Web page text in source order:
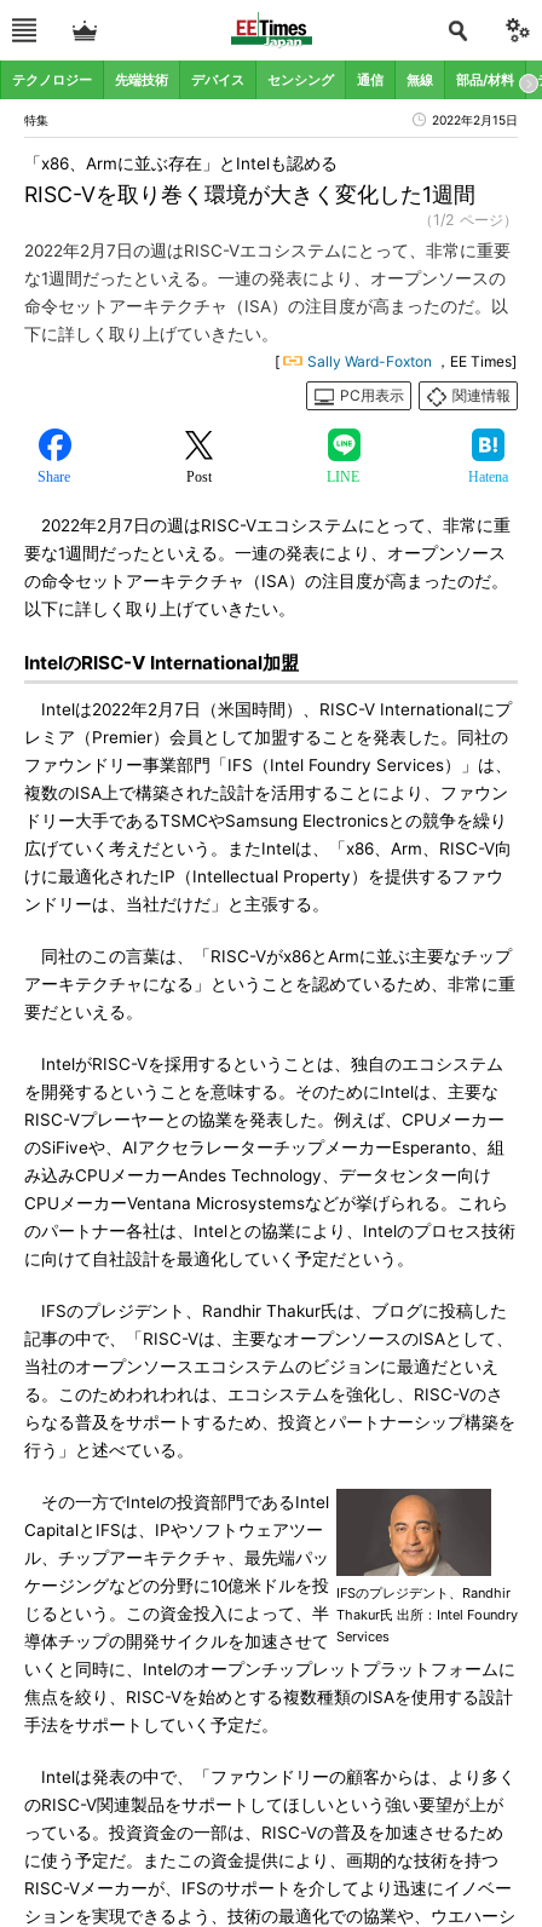
テクノロジー 先端技術 デバイス センシング 通信 無線 部品/材料
特集 2022年2月15日
RISC-Vを取り巻く環境が大きく変化した1週間
「x86、Armに並ぶ存在」とIntelも認める
（1/2 ページ）
2022年2月7日の週はRISC-Vエコシステムにとって、非常に重要
な1週間だったといえる。一連の発表により、オープンソースの
命令セットアーキテクチャ（ISA）の注目度が高まったのだ。以
下に詳しく取り上げていきたい。
[ Sally Ward-Foxton ，EE Times]
PC用表示
関連情報
Share Post LINE Hatena
2022年2月7日の週はRISC-Vエコシステムにとって、非常に重
要な1週間だったといえる。一連の発表により、オープンソース
の命令セットアーキテクチャ（ISA）の注目度が高まったのだ。
以下に詳しく取り上げていきたい。
IntelのRISC-V International加盟
Intelは2022年2月7日（米国時間）、RISC-V Internationalにプ
レミア（Premier）会員として加盟することを発表した。同社の
ファウンドリー事業部門「IFS（Intel Foundry Services）」は、
複数のISA上で構築された設計を活用することにより、ファウン
ドリー大手であるTSMCやSamsung Electronicsとの競争を繰り
広げていく考えだという。またIntelは、「x86、Arm、RISC-V向
けに最適化されたIP（Intellectual Property）を提供するファウ
ンドリーは、当社だけだ」と主張する。
同社のこの言葉は、「RISC-Vがx86とArmに並ぶ主要なチップ
アーキテクチャになる」ということを認めているため、非常に重
要だといえる。
IntelがRISC-Vを採用するということは、独自のエコシステム
を開発するということを意味する。そのためにIntelは、主要な
RISC-Vプレーヤーとの協業を発表した。例えば、CPUメーカー
のSiFiveや、AIアクセラレーターチップメーカーEsperanto、組
み込みCPUメーカーAndes Technology、データセンター向け
CPUメーカーVentana Microsystemsなどが挙げられる。これら
のパートナー各社は、Intelとの協業により、Intelのプロセス技術
に向けて自社設計を最適化していく予定だという。
IFSのプレジデント、Randhir Thakur氏は、ブログに投稿した
記事の中で、「RISC-Vは、主要なオープンソースのISAとして、
当社のオープンソースエコシステムのビジョンに最適だといえ
る。このためわれわれは、エコシステムを強化し、RISC-Vのさ
らなる普及をサポートするため、投資とパートナーシップ構築を
行う」と述べている。
IFSのプレジデント、Randhir
Thakur氏 出所：Intel Foundry
Services
その一方でIntelの投資部門であるIntel
CapitalとIFSは、IPやソフトウェアツー
ル、チップアーキテクチャ、最先端パッ
ケージングなどの分野に10億米ドルを投
じるという。この資金投入によって、半
導体チップの開発サイクルを加速させて
いくと同時に、Intelのオープンチップレットプラットフォームに
焦点を絞り、RISC-Vを始めとする複数種類のISAを使用する設計
手法をサポートしていく予定だ。
Intelは発表の中で、「ファウンドリーの顧客からは、より多く
のRISC-V関連製品をサポートしてほしいという強い要望が上が
っている。投資資金の一部は、RISC-Vの普及を加速させるため
に使う予定だ。またこの資金提供により、画期的な技術を持つ
RISC-Vメーカーが、IFSのサポートを介してより迅速にイノベー
ションを実現できるよう、技術の最適化での協業や、ウエハーシ